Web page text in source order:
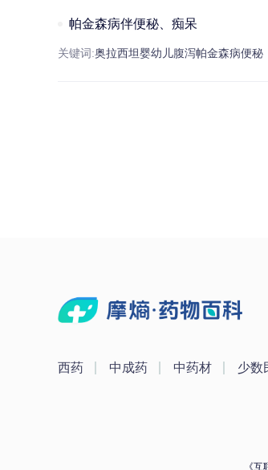
帕金森病伴便秘、痴呆
关键词:奥拉西坦婴幼儿腹泻帕金森病便秘
西药 中成药 中药材 少数
《